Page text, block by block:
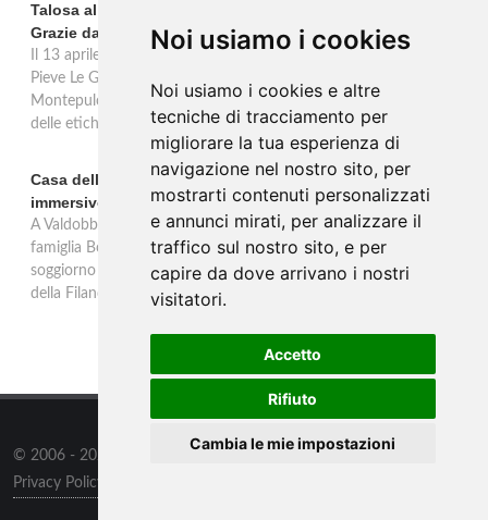
Noi usiamo i cookies
Noi usiamo i cookies e altre
tecniche di tracciamento per
migliorare la tua esperienza di
navigazione nel nostro sito, per
mostrarti contenuti personalizzati
e annunci mirati, per analizzare il
traffico sul nostro sito, e per
capire da dove arrivano i nostri
visitatori.
Accetto
Rifiuto
Cambia le mie impostazioni
Talosa al Vinitaly 2026: una verticale inedita del Pieve Le
Grazie dal 2016 al 2020
Il 13 aprile 2026 al Vinitaly, Talosa presenta la verticale inedita del
Pieve Le Grazie: cinque annate dal 2016 al 2020 del Nobile di
Montepulciano a 95 punti Vinous, per ripercorrere la genesi di una
delle etichette iconiche di Montepulciano.
Casa dell'Artista: a Valdobbiadene apre il soggiorno
immersivo tra arte e vino di Bortolomiol
A Valdobbiadene, nel cuore delle colline Patrimonio Unesco, la
famiglia Bortolomiol apre al pubblico la Casa dell'Artista: un
soggiorno immersivo tra arte, natura e vino all'interno del Parco
della Filandetta Art and Wine Farm.
© 2006 - 2026
Privacy Policy